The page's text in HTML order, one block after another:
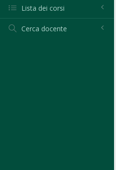
Lista dei corsi
Cerca docente